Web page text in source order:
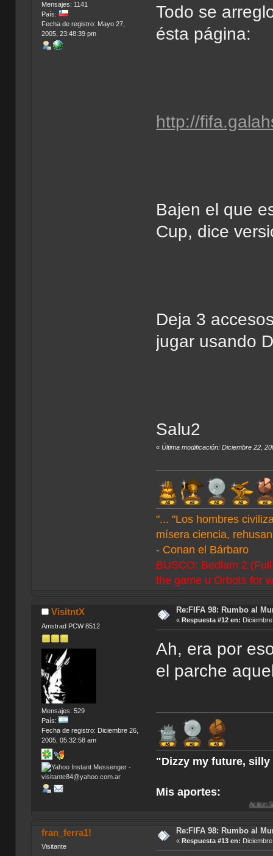
Mensajes: 1141
País:
Fecha de registro: Mayo 27,
2005, 23:48:39 pm
Todo se
ésta página:
http://
Bajen el que
Cup, dice
Deja 3
jugar usando
Salu2
«Última modificación: Diciembre 22,
"... "Los hombres
mísera ciencia,
- Conan el Bárbaro
BUSCO: Bedlam 2
the game u Orbots for
VisitntX
Amstrad PCW 8512
Mensajes: 529
País:
Fecha de registro: Diciembre 26,
2005, 05:32:58 am
Re:FIFA 98: Rumbo al
« Respuesta #12 en:
Ah, era por
el parche
"Dizzy my future, silly
Mis aportes:
Action Soccer [Imagen
fran_ferra1!
Visitante
Re:FIFA 98: Rumbo al
« Respuesta #13 en: